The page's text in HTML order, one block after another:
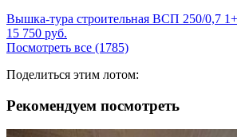
Вышка-тура строительная ВСП 250/0,7
15 750 руб.
Посмотреть все (1785)
Поделиться этим лотом:
Рекомендуем посмотреть